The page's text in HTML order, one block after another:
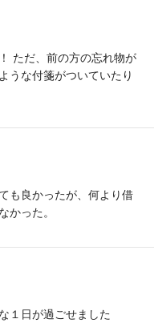
ただ、前の方の忘れ物が
うな付箋がついていたり
も良かったが、何より借
かった。
１日が過ごせました